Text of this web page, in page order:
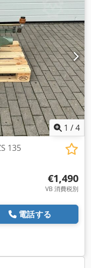
1 /4
135
€1,490
VB 消費税別
電話する